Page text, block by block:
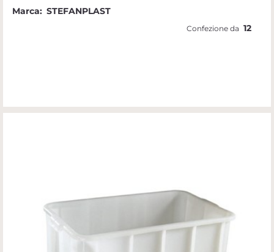
Marca: STEFANPLAST
Confezione da 12